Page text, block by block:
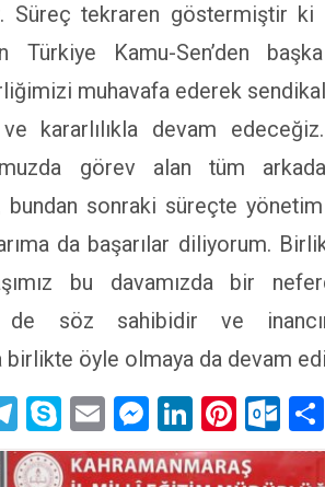
Süreç tekraren göstermiştir ki
Türkiye Kamu-Sen’den
muhavafa ederek
kararlılıkla devam
görev alan tüm
bundan sonraki süreçte
da başarılar diliyorum.
bu davamızda bir
de söz sahibidir ve
birlikte öyle olmaya da devam
Telegram
SkypeEmailMessenger
LinkedIn